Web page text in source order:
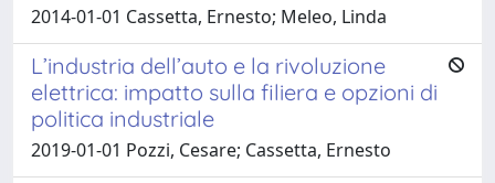
2014-01-01 Cassetta, Ernesto; Meleo, Linda
L’industria dell’auto e la rivoluzione
elettrica: impatto sulla filiera e opzioni di
politica industriale
2019-01-01 Pozzi, Cesare; Cassetta, Ernesto